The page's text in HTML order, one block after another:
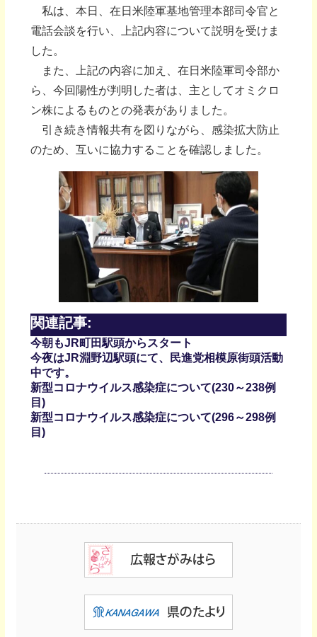
私は、本日、在日米陸軍基地管理本部司令官と
電話会談を行い、上記内容について説明を受けま
した。
また、上記の内容に加え、在日米陸軍司令部か
ら、今回陽性が判明した者は、主としてオミクロ
ン株によるものとの発表がありました。
引き続き情報共有を図りながら、感染拡大防止
のため、互いに協力することを確認しました。
関連記事:
今朝もJR町田駅頭からスタート
今夜はJR淵野辺駅頭にて、民進党相模原街頭活動
中です。
新型コロナウイルス感染症について(230～238例
目)
新型コロナウイルス感染症について(296～298例
目)